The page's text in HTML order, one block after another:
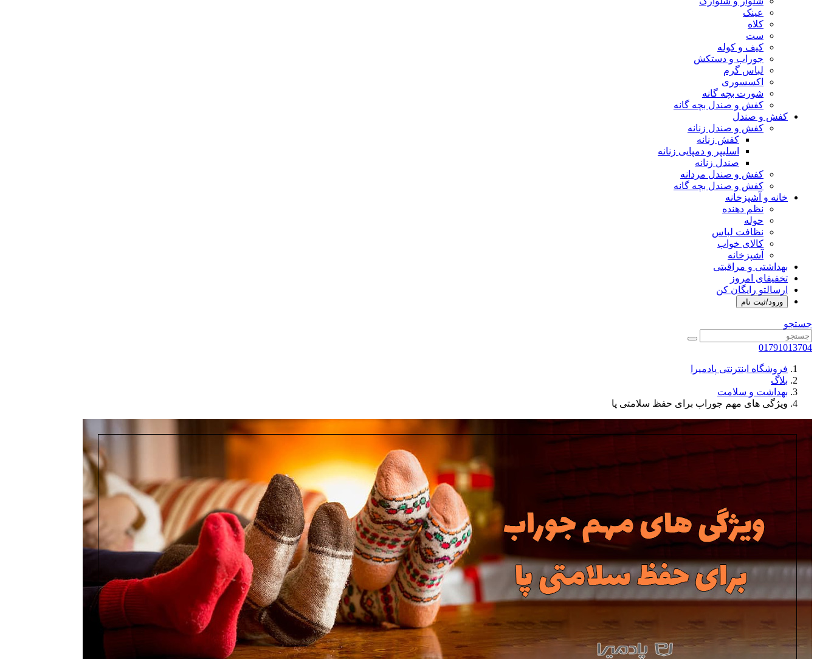
عینک
کلاه
ست
کیف و کوله
جوراب و دستکش
لباس گرم
اکسسوری
شورت بچه گانه
کفش و صندل بچه گانه
کفش و صندل
کفش و صندل زنانه
کفش زنانه
اسلیپر و دمپایی زنانه
صندل زنانه
کفش و صندل مردانه
کفش و صندل بچه گانه
خانه و آشپزخانه
نظم دهنده
حوله
نظافت لباس
کالای خواب
آشپزخانه
بهداشتی و مراقبتی
تخفیفای امروز
ارسالتو رایگان کن
ورود/ثبت نام
جستجو
01791013704
فروشگاه اینترنتی پادمیرا
بلاگ
بهداشت و سلامت
ویژگی های مهم جوراب برای حفظ سلامتی پا